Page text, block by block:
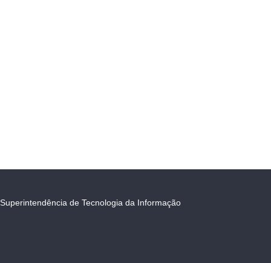
Superintendência de Tecnologia da Informação